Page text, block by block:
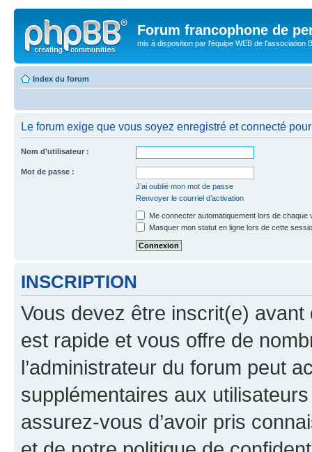
Forum francophone de
mis à disposition par l'équipe WEB de l'association
Index du forum
Le forum exige que vous soyez enregistré et connecté
Nom d’utilisateur :
Mot de passe :
J’ai oublié mon mot de passe
Renvoyer le courriel d’activation
Me connecter automatiquement lors de chaque
Masquer mon statut en ligne lors de cette
INSCRIPTION
Vous devez être inscrit(e) avant
est rapide et vous offre de
l’administrateur du forum peut
supplémentaires aux
assurez-vous d’avoir pris